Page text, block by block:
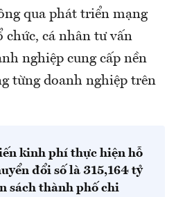
qua phát triển mạng
cá nhân tư vấn
nghiệp cung cấp nền
từng doanh nghiệp trên
kinh phí thực hiện hỗ
đổi số là 315,164 tỷ
sách thành phố chi